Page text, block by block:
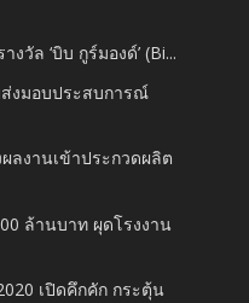
วัล ‘บิบ กูร์มองด์’ (Bi...
ส่งมอบประสบการณ์
ลงานเข้าประกวดผลิต
ล้านบาท ผุดโรงงาน
เปิดคึกคัก กระตุ้น